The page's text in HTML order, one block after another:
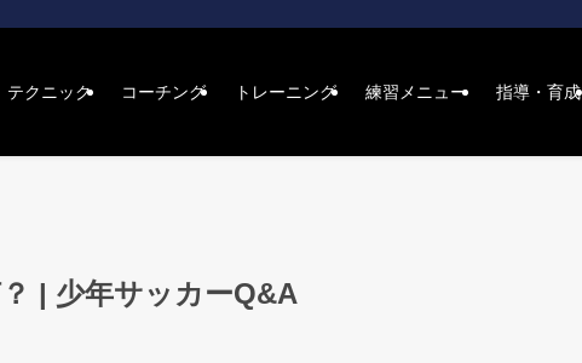
テクニック コーチング トレーニング 練習メニュー 指導・育成
| 少年サッカーQ&A